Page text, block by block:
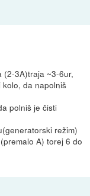
(2-3A)traja ~3-6ur,
da napolniš
polniš je čisti
režim)
A) torej 6 do